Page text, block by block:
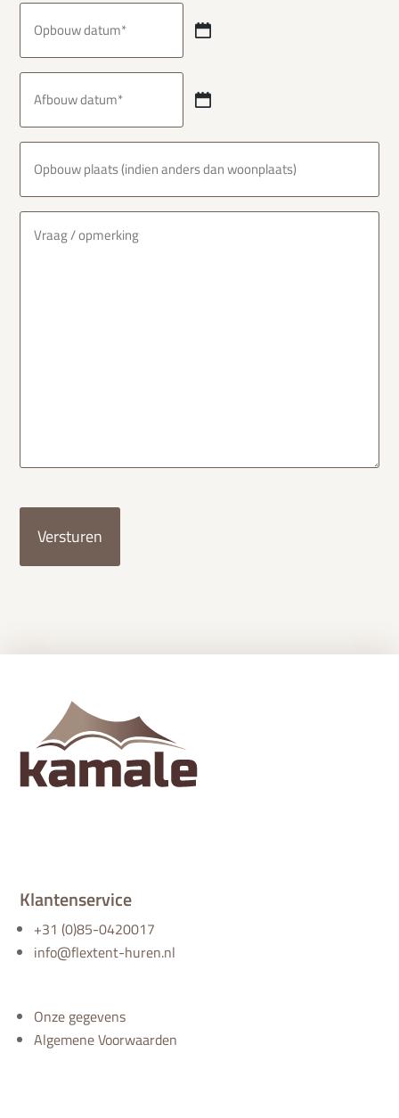
Opbouw
datum
(Vereist)
DD
dash
MM
dash
JJJJ
Afbouw
datum
(Vereist)
DD
dash
MM
dash
JJJJ
Opbouw
plaats
(Vereist)
Vraag/opmerking
(Vereist)
Klantenservice
+31 (0)85-0420017
info@flextent-huren.nl
Onze gegevens
Algemene Voorwaarden